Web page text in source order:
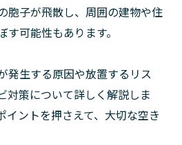
胞子が飛散し、周囲の建物や住
可能性もあります。
発生する原因や放置するリス
対策について詳しく解説しま
イントを押さえて、大切な空き